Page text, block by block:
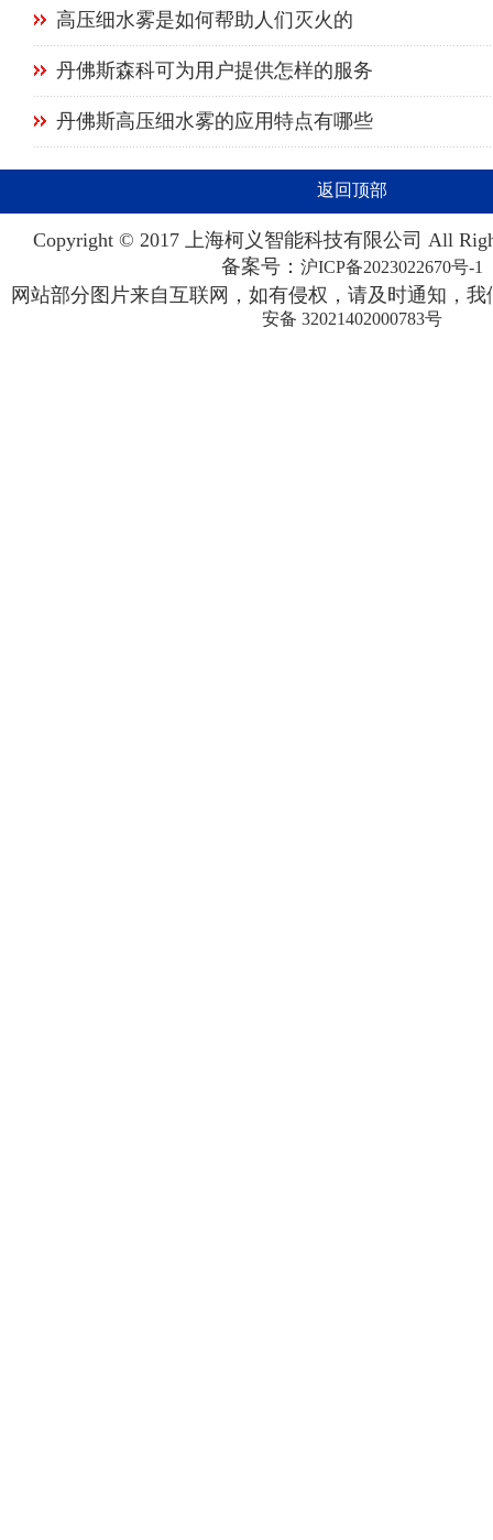
高压细水雾是如何帮助人们灭火的
丹佛斯森科可为用户提供怎样的服务
丹佛斯高压细水雾的应用特点有哪些
返回顶部
Copyright © 2017 上海柯义智能科技有限公司 All
备案号： 沪ICP备2023022670号-1
网站部分图片来自互联网，如有侵权，请及时通知，
安备 32021402000783号